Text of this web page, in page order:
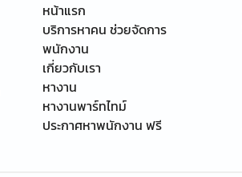
หน้าแรก
บริการหาคน ช่วยจัดการ
พนักงาน
เกี่ยวกับเรา
หางาน
หางานพาร์ทไทม์
ประกาศหาพนักงาน ฟรี